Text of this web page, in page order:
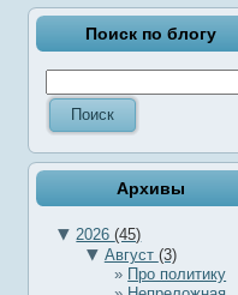
Поиск по блогу
Архивы
▼ 2026(45)
▼ Август (3)
Про политику